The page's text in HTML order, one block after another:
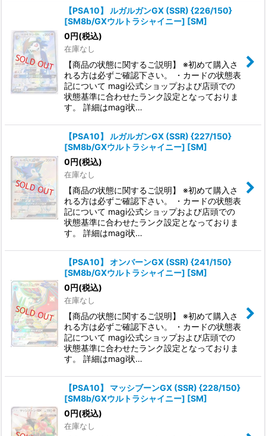
【PSA10】 ルガルガンGX (SSR) {226/150}
[SM8b/GXウルトラシャイニー] [SM]
0円(税込)
在庫なし
【商品の状態に関するご説明】 ※初めて購入さ
れる方は必ずご確認下さい。 ・カードの状態表
記について magi公式ショップおよび店頭での
状態基準に合わせたランク設定となっておりま
す。 詳細はmagi状…
【PSA10】 ルガルガンGX (SSR) {227/150}
[SM8b/GXウルトラシャイニー] [SM]
0円(税込)
在庫なし
【商品の状態に関するご説明】 ※初めて購入さ
れる方は必ずご確認下さい。 ・カードの状態表
記について magi公式ショップおよび店頭での
状態基準に合わせたランク設定となっておりま
す。 詳細はmagi状…
【PSA10】 オンバーンGX (SSR) {241/150}
[SM8b/GXウルトラシャイニー] [SM]
0円(税込)
在庫なし
【商品の状態に関するご説明】 ※初めて購入さ
れる方は必ずご確認下さい。 ・カードの状態表
記について magi公式ショップおよび店頭での
状態基準に合わせたランク設定となっておりま
す。 詳細はmagi状…
【PSA10】 マッシブーンGX (SSR) {228/150}
[SM8b/GXウルトラシャイニー] [SM]
0円(税込)
在庫なし